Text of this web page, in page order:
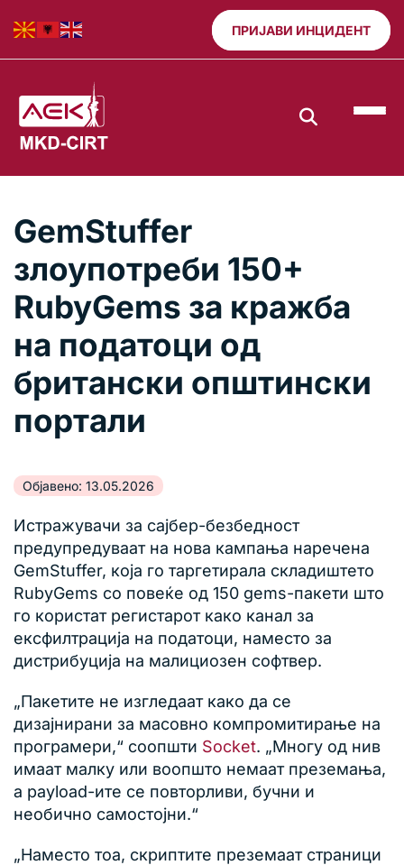
ПРИЈАВИ ИНЦИДЕНТ
GemStuffer
злоупотреби 150+
RubyGems за кражба
на податоци од
британски општински
портали
Објавено: 13.05.2026
Истражувачи за сајбер-безбедност
предупредуваат на нова кампања наречена
GemStuffer, која го таргетирала складиштето
RubyGems со повеќе од 150 gems-пакети што
го користат регистарот како канал за
ексфилтрација на податоци, наместо за
дистрибуција на малициозен софтвер.
„Пакетите не изгледаат како да се
дизајнирани за масовно компромитирање на
програмери,“ соопшти Socket. „Многу од нив
имаат малку или воопшто немаат преземања,
а payload-ите се повторливи, бучни и
необично самостојни.“
„Наместо тоа, скриптите преземаат страници